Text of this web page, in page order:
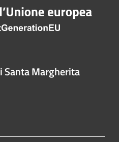
Santa Margherita